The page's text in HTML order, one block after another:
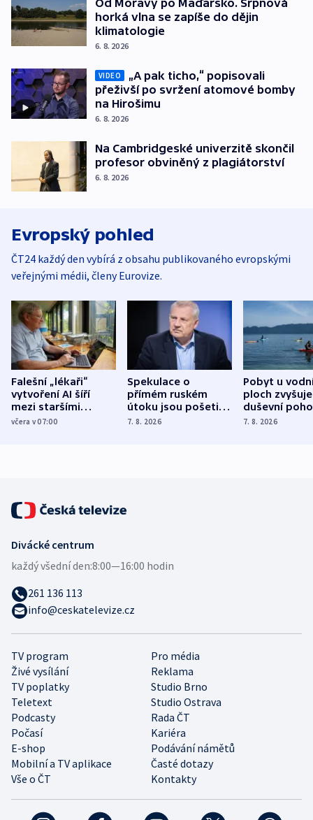
Od Moravy po Maďarsko. Srpnová
horká vlna se zapíše do dějin
klimatologie
6. 8. 2026
VIDEO
„A pak ticho,“ popisovali
přeživší po svržení atomové bomby
na Hirošimu
6. 8. 2026
Na Cambridgeské univerzitě skončil
profesor obviněný z plagiátorství
6. 8. 2026
Evropský pohled
ČT24 každý den vybírá z obsahu publikovaného evropskými
veřejnými médii, členy Eurovize.
Falešní „lékaři“
vytvoření AI šíří
mezi staršími
Poláky nebezpečné
včera v 07:00
Spekulace o
přímém ruském
útoku jsou pošetilé,
míní estonský
7. 8. 2026
Pobyt u
ploch zvyšuje
duševní
ukázala
7. 8. 2026
TV program
Pro média
Živé vysílání
Reklama
TV poplatky
Studio Brno
Teletext
Studio Ostrava
Podcasty
Rada ČT
Počasí
Kariéra
E-shop
Podávání námětů
Mobilní a TV aplikace
Časté dotazy
Vše o ČT
Kontakty
Divácké centrum
každý všední den:8:00—16:00 hodin
261 136 113
info@ceskatelevize.cz